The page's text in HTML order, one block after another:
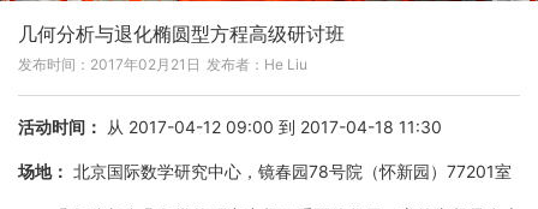
几何分析与退化椭圆型方程高级研讨班
发布时间：2017年02月21日 发布者：He Liu
活动时间： 从 2017-04-12 09:00 到 2017-04-18 11:30
场地： 北京国际数学研究中心，镜春园78号院（怀新园）77201室